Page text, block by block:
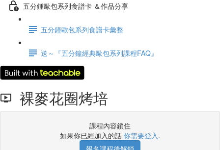
五分鍾歐包系列食譜卡 ＆作品分享
五分鐘歐包系列食譜卡彙整
送～『五分鐘經典歐包系列課程FAQ』
裸麥花圈烤培
課程內容鎖住
如果你已經加入的話 你需要登入.